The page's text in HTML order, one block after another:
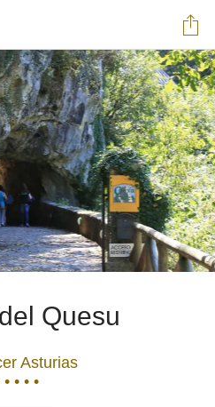
Quesu
Asturias
• • • •